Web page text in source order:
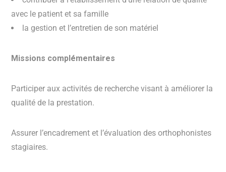
avec le patient et sa famille
la gestion et l’entretien de son matériel
Missions complémentaires
Participer aux activités de recherche visant à améliorer la
qualité de la prestation.
Assurer l’encadrement et l’évaluation des orthophonistes
stagiaires.